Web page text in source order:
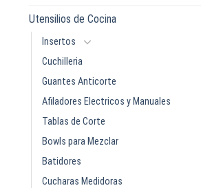
Utensilios de Cocina
Insertos
Cuchilleria
Guantes Anticorte
Afiladores Electricos y Manuales
Tablas de Corte
Bowls para Mezclar
Batidores
Cucharas Medidoras